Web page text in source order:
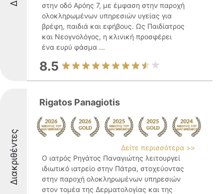
στην οδό Αρόης 7, με έμφαση στην παροχή
ολοκληρωμένων υπηρεσιών υγείας για
βρέφη, παιδιά και εφήβους. Ως Παιδίατρος
και Νεογνολόγος, η κλινική προσφέρει
ένα ευρύ φάσμα ...
8.5
Διακριθέντες
Rigatos Panagiotis
Δείτε περισσότερα >>
Ο ιατρός Ρηγάτος Παναγιώτης λειτουργεί
ιδιωτικό ιατρείο στην Πάτρα, στοχεύοντας
στην παροχή ολοκληρωμένων υπηρεσιών
στον τομέα της Δερματολογίας και της